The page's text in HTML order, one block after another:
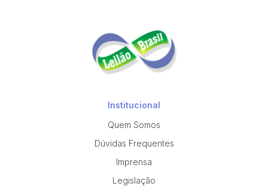
Institucional
Quem Somos
Dúvidas Frequentes
Imprensa
Legislação